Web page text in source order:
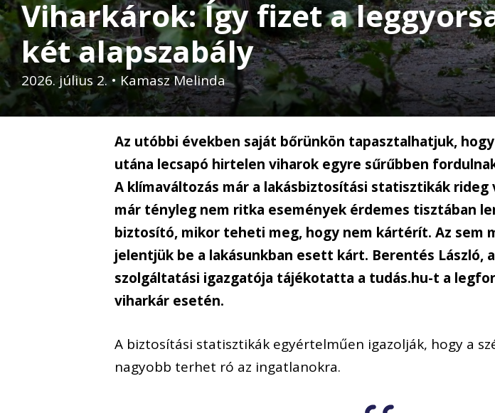
Viharkárok: Így fizet a
két alapszabály
2026. július 2.• Kamasz Melinda
Az utóbbi években saját bőrünkön tapasztalhatjuk,
utána lecsapó hirtelen viharok egyre sűrűbben
A klímaváltozás már a lakásbiztosítási statisztikák rideg
már tényleg nem ritka események érdemes tisztában
biztosító, mikor teheti meg, hogy nem kártérít. Az sem
jelentjük be a lakásunkban esett kárt. Berentés László,
szolgáltatási igazgatója tájékotatta a tudás.hu-t a
viharkár esetén.
A biztosítási statisztikák egyértelműen igazolják, hogy a
nagyobb terhet ró az ingatlanokra.